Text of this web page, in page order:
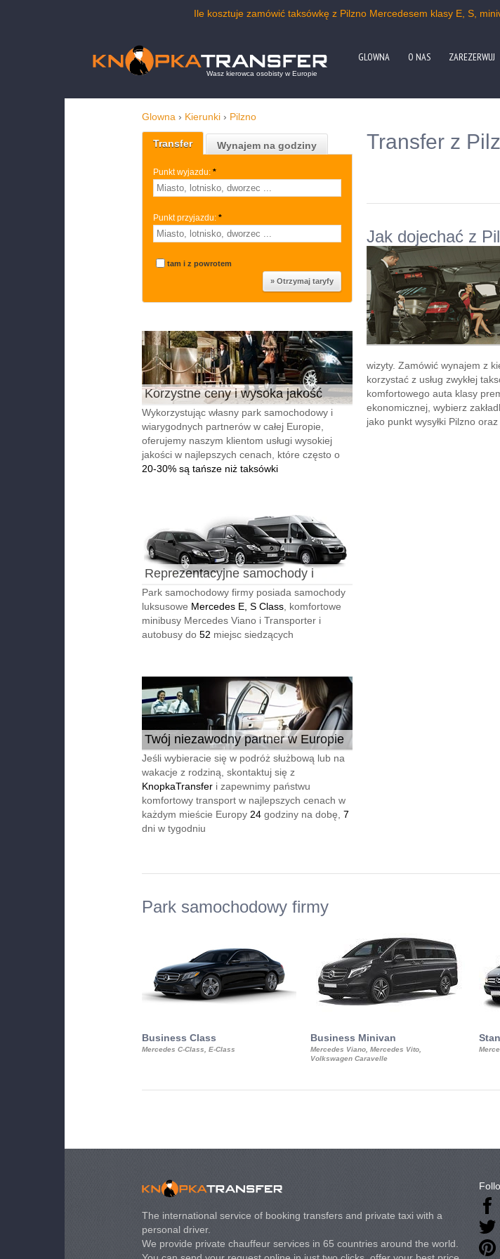
Ile kosztuje zamówić taksówkę z Pilzno Mercedesem klasy E, S,
Wasz kierowca osobisty w Europie
GLOWNA O NAS ZAREZERWUJ
Glowna › Kierunki › Pilzno
Transfer Wynajem na godziny
Punkt wyjazdu: *
Punkt przyjazdu: *
tam i z powrotem
Korzystne ceny i wysoka jakość
Wykorzystując własny park samochodowy i
wiarygodnych partnerów w całej Europie,
oferujemy naszym klientom usługi wysokiej
jakości w najlepszych cenach, które często o
20-30% są tańsze niż taksówki
Reprezentacyjne samochody i
autobusy
Park samochodowy firmy posiada samochody
luksusowe Mercedes E, S Class , komfortowe
minibusy Mercedes Viano i Transporter i
autobusy do 52 miejsc siedzących
Twój niezawodny partner w Europie
24/7
Jeśli wybieracie się w podróż służbową lub na
wakacje z rodziną, skontaktuj się z
KnopkaTransfer i zapewnimy państwu
komfortowy transport w najlepszych cenach w
każdym mieście Europy 24 godziny na dobę, 7
dni w tygodniu
Transfer z
Jak dojechać z
wizyty. Zamówić wynajem z
korzystać z usług zwykłej
komfortowego auta klasy
ekonomicznej, wybierz
jako punkt wysyłki Pilzno
Park samochodowy firmy
Business Class
Mercedes C-Class, E-Class
Business Minivan
Mercedes Viano, Mercedes Vito,
Volkswagen Caravelle
The international service of booking transfers and private taxi with a
personal driver.
We provide private chauffeur services in 65 countries around the world.